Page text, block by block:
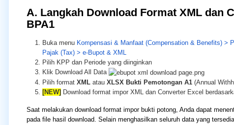
A. Langkah Download Format XML dan
BPA1
Buka menu Kompensasi & Manfaat (Compensation & Benefits) >
Pajak (Tax) > e-Bupot & XML
Pilih KPP dan Periode yang diinginkan
Klik Download All Data
Pilih format XMLatau XLSX Bukti Pemotongan A1(Annual
[NEW] Download format impor XML dan Converter Excel
Saat melakukan download format impor bukti potong, Anda dapat
pada file hasil download. Selain menghasilkan seluruh data yang